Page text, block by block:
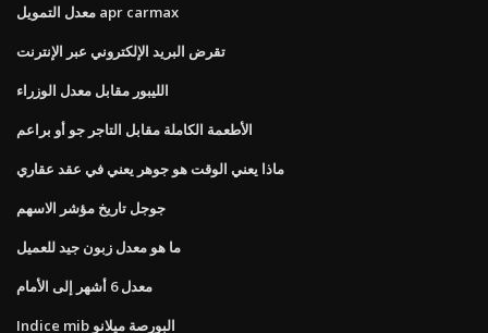
معدل التمويل apr carmax
تقرض البريد الإلكتروني عبر الإنترنت
الليبور مقابل معدل الوزراء
الأطعمة الكاملة مقابل التاجر جو أو براعم
ماذا يعني الوقت هو جوهر يعني في عقد عقاري
جوجل تاريخ مؤشر الاسهم
ما هو معدل زبون جيد للعميل
معدل 6 أشهر إلى الأمام
Indice mib البورصة ميلانو